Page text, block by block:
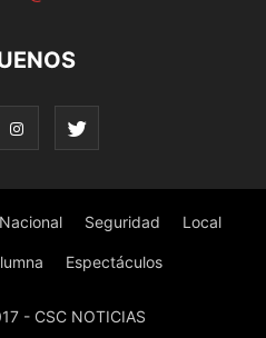
Nacional Seguridad Local
Espectáculos
- CSC NOTICIAS